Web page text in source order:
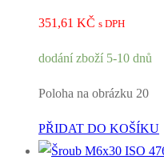
351,61 KČ s DPH
dodání zboží 5-10 dnů
Poloha na obrázku 20
PŘIDAT DO KOŠÍKU